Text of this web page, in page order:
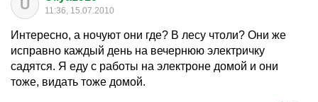
U 11:36, 15.07.2010
Интересно, а ночуют они где? В лесу чтоли? Они же
исправно каждый день на вечернюю электричку
садятся. Я еду с работы на электроне домой и они
тоже, видать тоже домой.